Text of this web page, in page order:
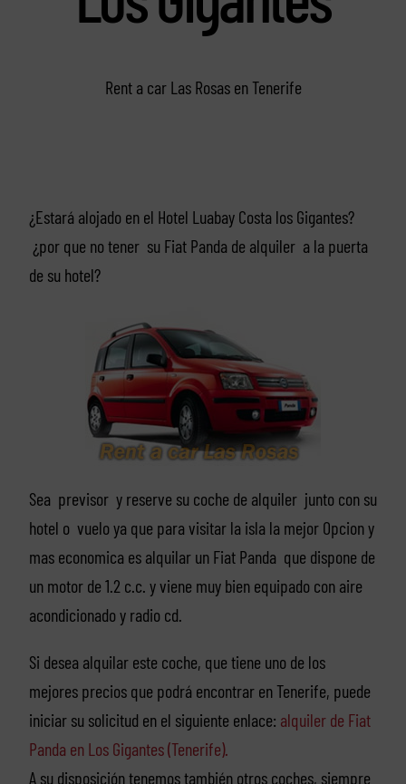
Rent a car Las Rosas en Tenerife
¿Estará alojado en el Hotel Luabay Costa los Gigantes?
¿por que no tener su Fiat Panda de alquiler a la puerta
de su hotel?
Sea previsor y reserve su coche de alquiler junto con su
hotel o vuelo ya que para visitar la isla la mejor Opcion y
mas economica es alquilar un Fiat Panda que dispone de
un motor de 1.2 c.c. y viene muy bien equipado con aire
acondicionado y radio cd.
Si desea alquilar este coche, que tiene uno de los
mejores precios que podrá encontrar en Tenerife, puede
iniciar su solicitud en el siguiente enlace: alquiler de Fiat
Panda en Los Gigantes (Tenerife).
A su disposición tenemos también otros coches, siempre